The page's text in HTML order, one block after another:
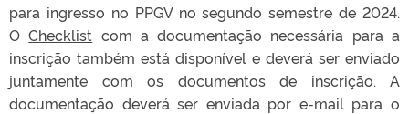
para ingresso no PPGV no segundo semestre de 2024.
OChecklist com a documentação necessária para a
inscrição também está disponível e deverá ser enviado
juntamente com os documentos de inscrição. A
documentação deverá ser enviada por e-mail para o